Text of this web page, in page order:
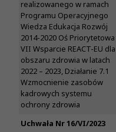
realizowanego w ramach
Programu Operacyjnego
Wiedza Edukacja Rozwój
2014-2020 Oś Priorytetowa
VII Wsparcie REACT-EU dla
obszaru zdrowia w latach
2022 – 2023, Działanie 7.1
Wzmocnienie zasobów
kadrowych systemu
ochrony zdrowia
Uchwała Nr 16/VI/2023